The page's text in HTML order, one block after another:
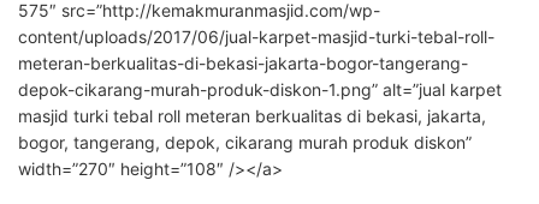
575″ src=”http://kemakmuranmasjid.com/wp-
content/uploads/2017/06/jual-karpet-masjid-turki-tebal-roll-
meteran-berkualitas-di-bekasi-jakarta-bogor-tangerang-
depok-cikarang-murah-produk-diskon-1.png” alt=”jual karpet
masjid turki tebal roll meteran berkualitas di bekasi, jakarta,
bogor, tangerang, depok, cikarang murah produk diskon”
width=”270″ height=”108″ /></a>